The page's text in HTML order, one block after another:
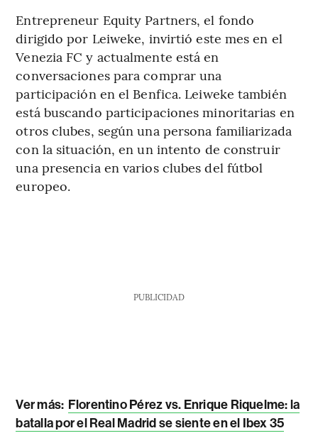
Entrepreneur Equity Partners, el fondo
dirigido por Leiweke, invirtió este mes en el
Venezia FC y actualmente está en
conversaciones para comprar una
participación en el Benfica. Leiweke también
está buscando participaciones minoritarias en
otros clubes, según una persona familiarizada
con la situación, en un intento de construir
una presencia en varios clubes del fútbol
europeo.
PUBLICIDAD
Ver más: Florentino Pérez vs. Enrique Riquelme: la
batalla por el Real Madrid se siente en el Ibex 35